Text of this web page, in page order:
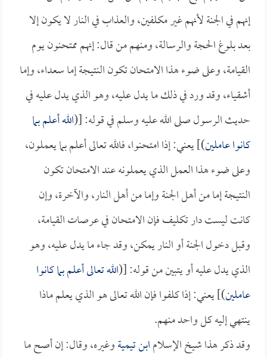
إنهم في الجنة لأنهم غير مكلفين، والعذاب في النار لا يكون إلا
بعد بلوغ الحجة والرسالة، ومنهم من قال: إنهم ممتحنون يوم
القيامة، وعلى ضوء هذا الامتحان تكون النتيجة إما سعداء، وإما
أشقياء، وقد ورد في ذلك ما يدل عليه، وهو الذي يدل عليه في
حديث الرسول صلى الله عليه وسلم في قوله: [(الله أعلم بما
كانوا عاملين)] يعني: إذا امتحنوا، فالله تعالى أعلم بما يعملون،
وعلى ضوء هذا العمل الذي يعملونه عند الامتحان تكون
النتيجة إما من أهل الجنة وإما من أهل النار، والآخرة، وإن
كانت ليست دار تكليف فإن الامتحان في عرصات القيامة،
وقبل دخول الجنة أو النار يمكن، وقد جاء ما يدل عليه، وهو
الذي يدل عليه أو يتبين من قوله: [(الله تعالى أعلم بما كانوا
عاملين)] يعني: إذا كلفوا فإن الله تعالى هو الذي يعلم ماذا
ينتهي إليه كل واحد منهم.
وقد ذكر هذا شيخ الإسلامابن تيميةوغيره، وقال: إن أصح ما